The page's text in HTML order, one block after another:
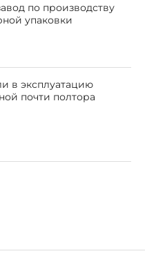
по производству
упаковки
в эксплуатацию
почти полтора